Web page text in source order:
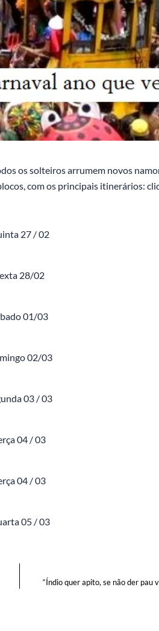
os solteiros arrumem novos
com os principais itinerários:
27 / 02
28/02
01/03
02/03
03 / 03
04 / 03
04 / 03
05 / 03
“Índio quer apito, se não der pau